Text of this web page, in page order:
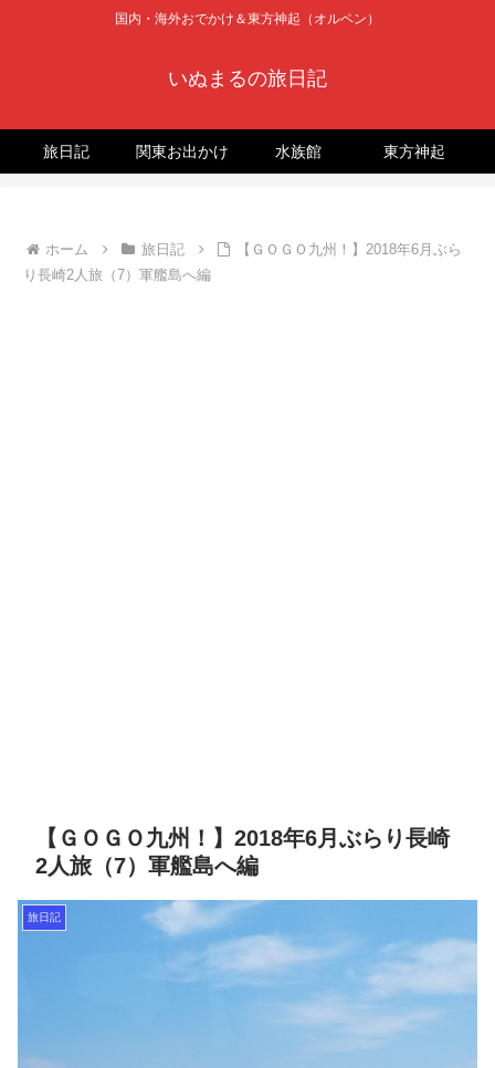
国内・海外おでかけ＆東方神起（オルペン）
いぬまるの旅日記
旅日記 関東お出かけ 水族館 東方神起
ホーム 旅日記
【ＧＯＧＯ九州！】2018年6月ぶら
り長崎2人旅（7）軍艦島へ編
【ＧＯＧＯ九州！】2018年6月ぶらり長崎
2人旅（7）軍艦島へ編
旅日記